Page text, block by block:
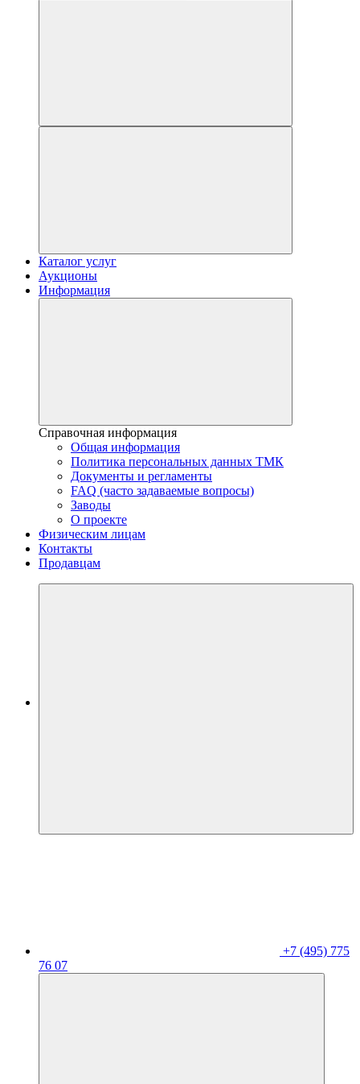
Каталог услуг
Аукционы
Информация
Справочная информация
Общая информация
Политика персональных данных ТМК
Документы и регламенты
FAQ (часто задаваемые вопросы)
Заводы
О проекте
Физическим лицам
Контакты
Продавцам
+7 (495) 775
76 07